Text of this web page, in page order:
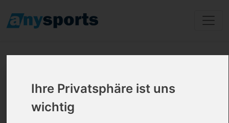
Ihre Privatsphäre ist uns
wichtig
TRX® / Sling Training Kurse
ohne Vertrag